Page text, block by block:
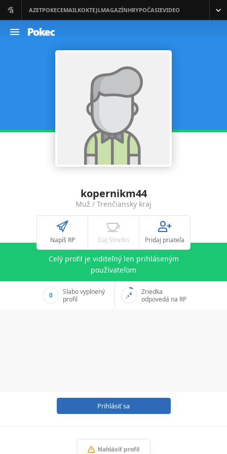
kopernikm44
Muž / Trenčiansky kraj
Napíš RP Daj Stretko Pridaj priateľa
Celý profil je viditeľný len prihláseným
používateľom
0
Slabo vyplnený
profil
Zriedka
odpovedá na RP
Prihlásiť sa
Nahlásiť profil